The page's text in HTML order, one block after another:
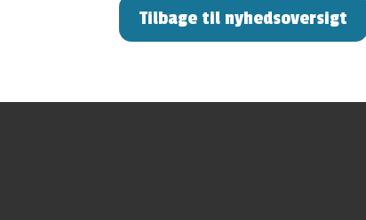
Tilbage til nyhedsoversigt